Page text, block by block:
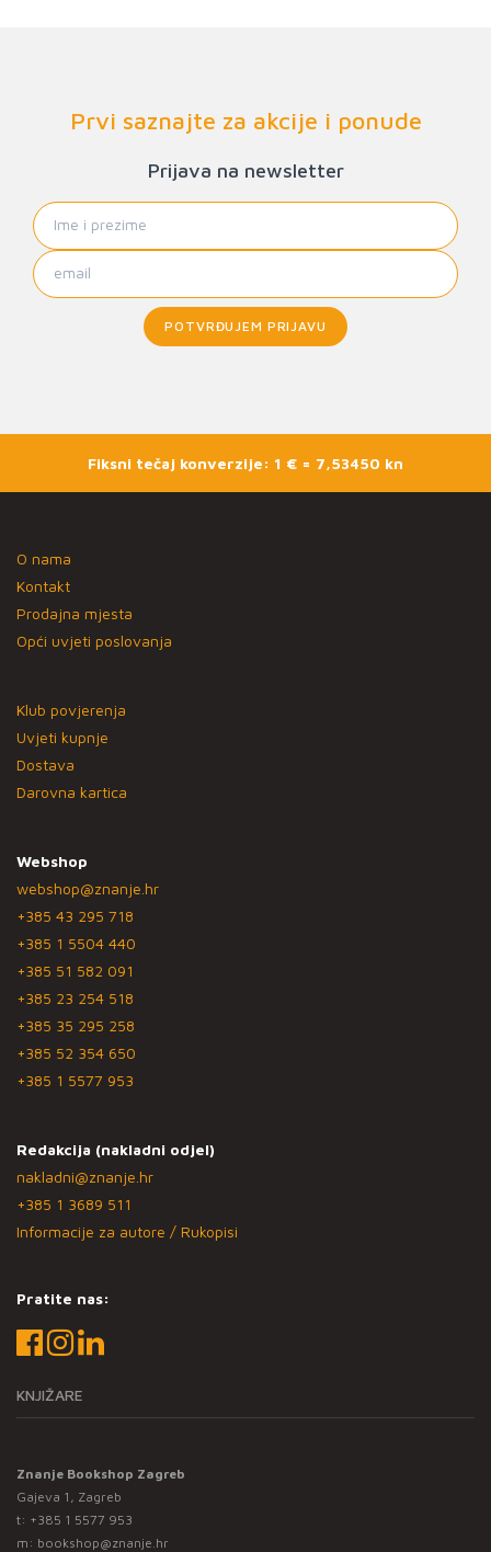
Prvi saznajte za akcije i ponude
Prijava na newsletter
POTVRĐUJEM PRIJAVU
Fiksni tečaj konverzije: 1 € = 7,53450 kn
O nama
Kontakt
Prodajna mjesta
Opći uvjeti poslovanja
Klub povjerenja
Uvjeti kupnje
Dostava
Darovna kartica
Webshop
webshop@znanje.hr
+385 43 295 718
+385 1 5504 440
+385 51 582 091
+385 23 254 518
+385 35 295 258
+385 52 354 650
+385 1 5577 953
Redakcija (nakladni odjel)
nakladni@znanje.hr
+385 1 3689 511
Informacije za autore / Rukopisi
Pratite nas:
KNJIŽARE
Znanje Bookshop Zagreb
Gajeva 1, Zagreb
t: +385 1 5577 953
m: bookshop@znanje.hr